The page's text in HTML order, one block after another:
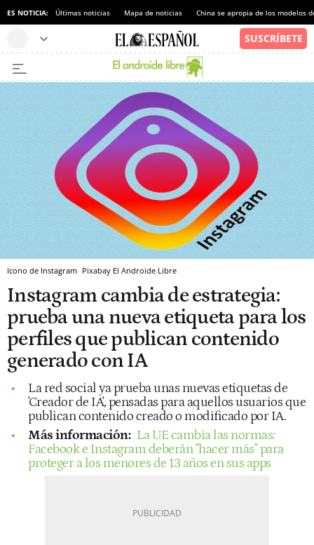
ES NOTICIA: Últimas noticias Mapa de noticias China se apropia de los modelos
Icono de Instagram Pixabay El Androide Libre
Instagram cambia de estrategia:
prueba una nueva etiqueta para los
perfiles que publican contenido
generado con IA
La red social ya prueba unas nuevas etiquetas de
'Creador de IA', pensadas para aquellos usuarios que
publican contenido creado o modificado por IA.
Más información: La UE cambia las normas:
Facebook e Instagram deberán "hacer más" para
proteger a los menores de 13 años en sus apps